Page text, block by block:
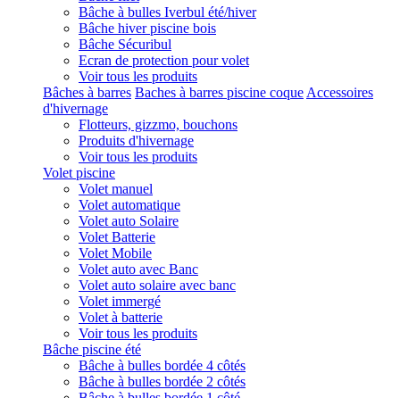
Bâche à bulles Iverbul été/hiver
Bâche hiver piscine bois
Bâche Sécuribul
Ecran de protection pour volet
Voir tous les produits
Bâches à barres Baches à barres piscine coque Accessoires
d'hivernage
Flotteurs, gizzmo, bouchons
Produits d'hivernage
Voir tous les produits
Volet piscine
Volet manuel
Volet automatique
Volet auto Solaire
Volet Batterie
Volet Mobile
Volet auto avec Banc
Volet auto solaire avec banc
Volet immergé
Volet à batterie
Voir tous les produits
Bâche piscine été
Bâche à bulles bordée 4 côtés
Bâche à bulles bordée 2 côtés